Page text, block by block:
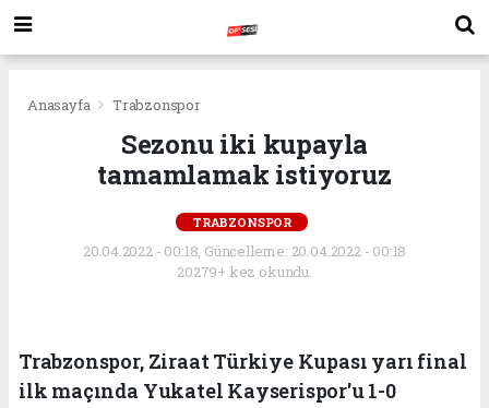
Anasayfa Trabzonspor
Sezonu iki kupayla
tamamlamak istiyoruz
TRABZONSPOR
20.04.2022 - 00:18, Güncelleme: 20.04.2022 - 00:18
20279+ kez okundu.
Trabzonspor, Ziraat Türkiye Kupası yarı final
ilk maçında Yukatel Kayserispor'u 1-0